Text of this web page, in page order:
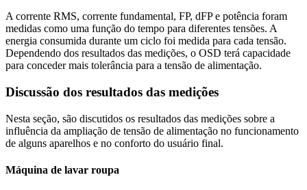
A corrente RMS, corrente fundamental, FP, dFP e potência foram
medidas como uma função do tempo para diferentes tensões. A
energia consumida durante um ciclo foi medida para cada tensão.
Dependendo dos resultados das medições, o OSD terá capacidade
para conceder mais tolerância para a tensão de alimentação.
Discussão dos resultados das medições
Nesta seção, são discutidos os resultados das medições sobre a
influência da ampliação de tensão de alimentação no funcionamento
de alguns aparelhos e no conforto do usuário final.
Máquina de lavar roupa